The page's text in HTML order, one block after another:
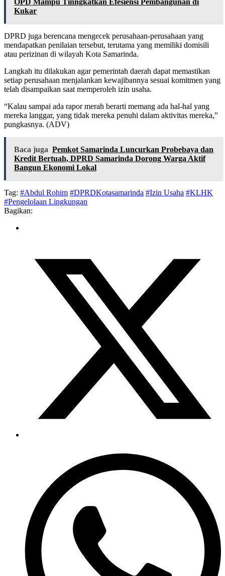
OPD Mampu Tinngkatkan Efesiensi Pembangunan di
Kukar
DPRD juga berencana mengecek perusahaan-perusahaan yang
mendapatkan penilaian tersebut, terutama yang memiliki domisili
atau perizinan di wilayah Kota Samarinda.
Langkah itu dilakukan agar pemerintah daerah dapat memastikan
setiap perusahaan menjalankan kewajibannya sesuai komitmen yang
telah disampaikan saat memperoleh izin usaha.
“Kalau sampai ada rapor merah berarti memang ada hal-hal yang
mereka langgar, yang tidak mereka penuhi dalam aktivitas mereka,”
pungkasnya. (ADV)
Baca juga Pemkot Samarinda Luncurkan Probebaya dan
Kredit Bertuah, DPRD Samarinda Dorong Warga Aktif
Bangun Ekonomi Lokal
Tag: #Abdul Rohim #DPRDKotasamarinda #Izin Usaha #KLHK
#Pengelolaan Lingkungan
Bagikan: